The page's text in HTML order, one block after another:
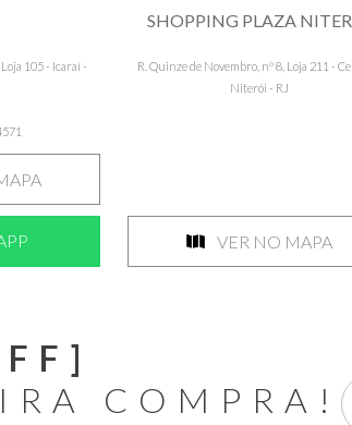
105 - Icaraí -
SHOPPING PLAZA
R. Quinze de Novembro, nº 8, Loja 211 -
Niterói - RJ
VER NO MAPA
COMPRA!